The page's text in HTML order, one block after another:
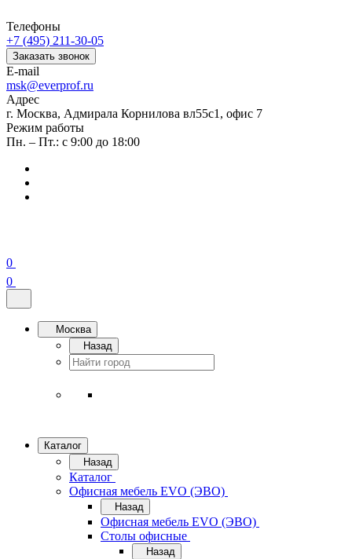
Телефоны
+7 (495) 211-30-05
Заказать звонок
E-mail
msk@everprof.ru
Адрес
г. Москва, Адмирала Корнилова вл55с1, офис 7
Режим работы
Пн. – Пт.: с 9:00 до 18:00
0
0
Москва
Назад
Каталог
Назад
Каталог
Офисная мебель EVO (ЭВО)
Назад
Офисная мебель EVO (ЭВО)
Cтолы офисные
Назад